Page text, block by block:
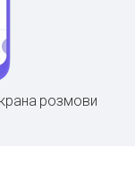
розмови